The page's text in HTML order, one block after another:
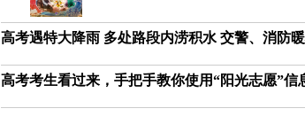
高考遇特大降雨 多处路段内涝积水 交警、消防
高考考生看过来，手把手教你使用“阳光志愿”信